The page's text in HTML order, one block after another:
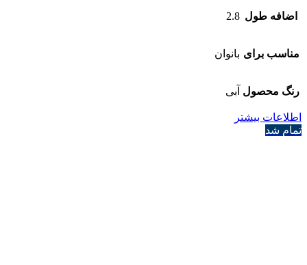
اضافه طول 2.8
مناسب برای بانوان
رنگ محصول آبی
اطلاعات بیشتر
تمام شد